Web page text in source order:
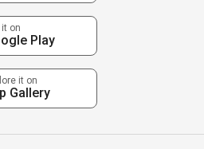
on
Play
it on
Gallery